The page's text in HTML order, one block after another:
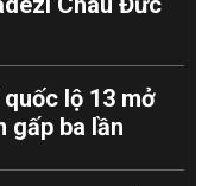
lộ 13 mở
gấp ba lần